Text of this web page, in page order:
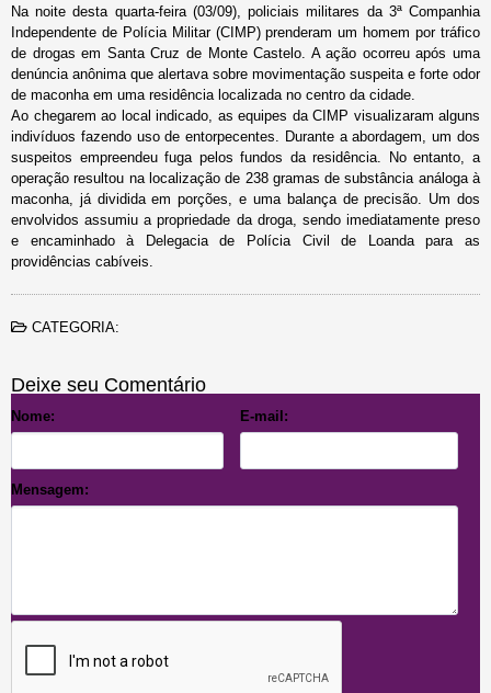
Na noite desta quarta-feira (03/09), policiais militares da 3ª Companhia
Independente de Polícia Militar (CIMP) prenderam um homem por tráfico
de drogas em Santa Cruz de Monte Castelo. A ação ocorreu após uma
denúncia anônima que alertava sobre movimentação suspeita e forte odor
de maconha em uma residência localizada no centro da cidade.
Ao chegarem ao local indicado, as equipes da CIMP visualizaram alguns
indivíduos fazendo uso de entorpecentes. Durante a abordagem, um dos
suspeitos empreendeu fuga pelos fundos da residência. No entanto, a
operação resultou na localização de 238 gramas de substância análoga à
maconha, já dividida em porções, e uma balança de precisão. Um dos
envolvidos assumiu a propriedade da droga, sendo imediatamente preso
e encaminhado à Delegacia de Polícia Civil de Loanda para as
providências cabíveis.
CATEGORIA:
Deixe seu Comentário
Nome: E-mail:
Mensagem: